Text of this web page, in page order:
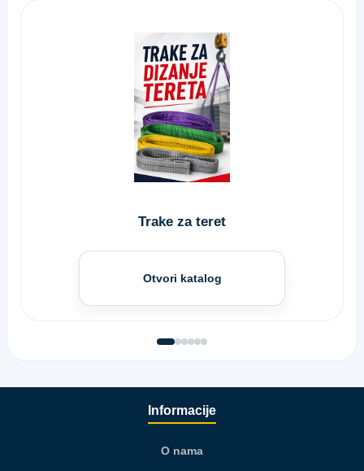
Trake za teret
Otvori katalog
Informacije
O nama